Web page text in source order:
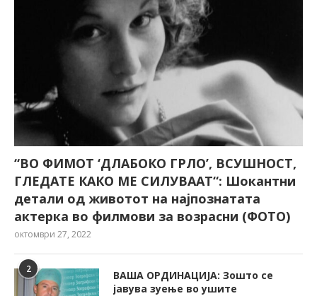
“ВО ФИМОТ ‘ДЛАБОКО ГРЛО’, ВСУШНОСТ,
ГЛЕДАТЕ КАКО МЕ СИЛУВААТ“: Шокантни
детали од животот на најпознатата
актерка во филмови за возрасни (ФОТО)
октомври 27, 2022
2
ВАША ОРДИНАЦИЈА: Зошто се
јавува зуење во ушите